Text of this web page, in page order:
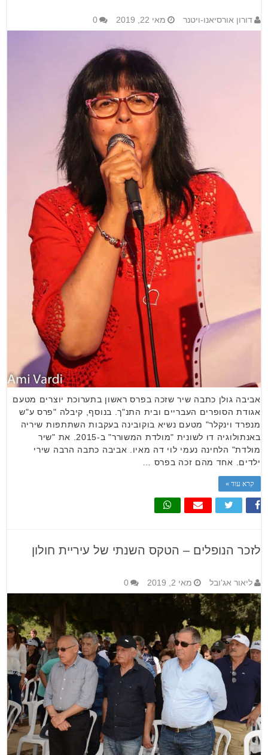
דורון אורסיאנו-ויטנר מאי 22, 2019 0
אביבה גולן כתבה שיר שזכה בפרס ראשון בתערוכת יוצרים מטעם
אגודת הסופרים העבריים ובית התנ"ך. בנוסף, קיבלה "פרס ע"ש
מנפרד וינקלר" מטעם נשיא בוקובינה בעקבות השתתפות שיריה
באנתולוגיה דו לשונית "מולדת המשורר" ב-2015. את "שיר
מולדת" הלחינה נעמי לוי דה מאיו. אביבה כתבה הרבה שירי
ילדים. אחד מהם זכה בפרס …
קרא עוד »
לזכר הנופלים – הטקס השנתי של עיריית חולון
ליאור אג'ובל מאי 2, 2019 0